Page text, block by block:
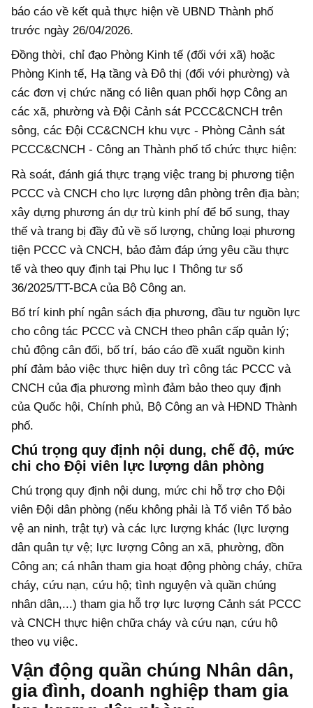
báo cáo về kết quả thực hiện về UBND Thành phố
trước ngày 26/04/2026.
Đồng thời, chỉ đạo Phòng Kinh tế (đối với xã) hoặc
Phòng Kinh tế, Hạ tầng và Đô thị (đối với phường) và
các đơn vị chức năng có liên quan phối hợp Công an
các xã, phường và Đội Cảnh sát PCCC&CNCH trên
sông, các Đội CC&CNCH khu vực - Phòng Cảnh sát
PCCC&CNCH - Công an Thành phố tổ chức thực hiện:
Rà soát, đánh giá thực trạng việc trang bị phương tiện
PCCC và CNCH cho lực lượng dân phòng trên địa bàn;
xây dựng phương án dự trù kinh phí để bổ sung, thay
thế và trang bị đầy đủ về số lượng, chủng loại phương
tiện PCCC và CNCH, bảo đảm đáp ứng yêu cầu thực
tế và theo quy định tại Phụ lục I Thông tư số
36/2025/TT-BCA của Bộ Công an.
Bố trí kinh phí ngân sách địa phương, đầu tư nguồn lực
cho công tác PCCC và CNCH theo phân cấp quản lý;
chủ động cân đối, bố trí, báo cáo đề xuất nguồn kinh
phí đảm bảo việc thực hiện duy trì công tác PCCC và
CNCH của địa phương mình đảm bảo theo quy định
của Quốc hội, Chính phủ, Bộ Công an và HĐND Thành
phố.
Chú trọng quy định nội dung, chế độ, mức
chi cho Đội viên lực lượng dân phòng
Chú trọng quy định nội dung, mức chi hỗ trợ cho Đội
viên Đội dân phòng (nếu không phải là Tổ viên Tổ bảo
vệ an ninh, trật tự) và các lực lượng khác (lực lượng
dân quân tự vệ; lực lượng Công an xã, phường, đồn
Công an; cá nhân tham gia hoạt động phòng cháy, chữa
cháy, cứu nạn, cứu hộ; tình nguyện và quần chúng
nhân dân,...) tham gia hỗ trợ lực lượng Cảnh sát PCCC
và CNCH thực hiện chữa cháy và cứu nạn, cứu hộ
theo vụ việc.
Vận động quần chúng Nhân dân,
gia đình, doanh nghiệp tham gia